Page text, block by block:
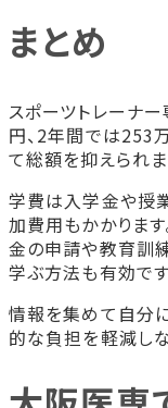
まとめ
スポーツトレーナ
円、2年間では253
て総額を抑えられま
学費は入学金や授
加費用もかかりま
金の申請や教育訓
学ぶ方法も有効です
情報を集めて自分
的な負担を軽減し